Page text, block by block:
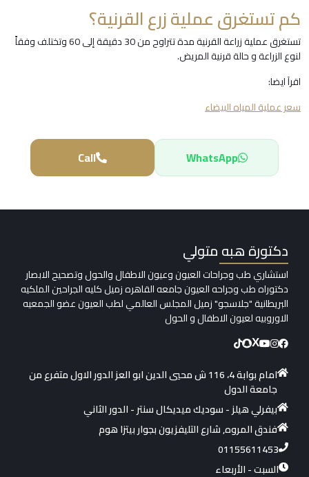
كم تستغرق عملية زرع القرنية؟
تستغرق عملية زراعة القرنية مدة تتراوح من 30 دقيقة إلى 60 وتختلف وفقاً
لنوع الزراعة و حالة قرنية المريض.
اقرآ ايضا:
سعر عملية المياه البيضاء
WhatsApp
Call
دكتورة هبه متولي
استشاري طب وجراحات العيون وعيون الاطفال والحول وتصحيح الابصار
دكتوراه طب وجراحه العيون جامعه القاهره زميل كليه الجراحين الملكيه
البريطانية "جلاسجو" زميل المجلس العالمي لطب العيون عضو الجمعيه
الاوروبيه لعيون الاطفال و الحول
X
امام بوابة 4، 116 ش محيي الدين ابو العز الدور الاول متفرع من
جامعة الدول
بيفرلي هيلز - سوديك ميديكال سنتر - الدور الثاني
فندق المروه, شارع التليفزيون بجوار بيتزا هوم
01155611453
السبت - الأربعاء